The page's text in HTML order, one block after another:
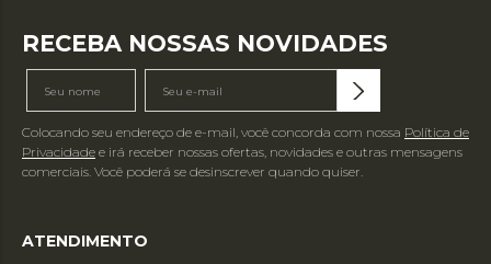
RECEBA NOSSAS NOVIDADES
Colocando seu endereço de e-mail, você concorda com nossa Política de
Privacidade e irá receber nossas ofertas, novidades e outras mensagens
comerciais. Você poderá se desinscrever quando quiser.
ATENDIMENTO